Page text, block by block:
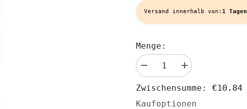
Versand innerhalb von: 1 Tagen
Menge:
verringern
für
BIO-
Shoyu-
Sauce
Menge
erhöhen
BIO-
Sauce
Zwischensumme: €10.84
Kaufoptionen